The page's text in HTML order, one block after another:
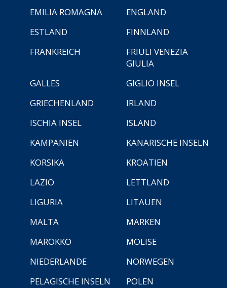
EMILIA ROMAGNA
ENGLAND
ESTLAND
FINNLAND
FRANKREICH
FRIULI VENEZIA
GIULIA
GALLES
GIGLIO INSEL
GRIECHENLAND
IRLAND
ISCHIA INSEL
ISLAND
KAMPANIEN
KANARISCHE INSELN
KORSIKA
KROATIEN
LAZIO
LETTLAND
LIGURIA
LITAUEN
MALTA
MARKEN
MAROKKO
MOLISE
NIEDERLANDE
NORWEGEN
PELAGISCHE INSELN
POLEN